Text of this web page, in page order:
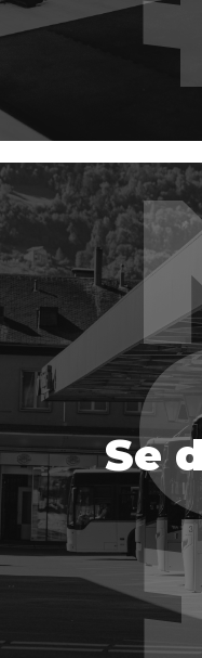
Se
EN